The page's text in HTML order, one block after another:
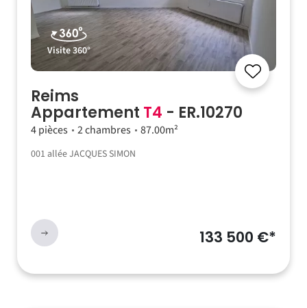
Visite 360°
Reims
Appartement T4 - ER.10270
4 pièces 2 chambres 87.00m²
001 allée JACQUES SIMON
133 500 €*